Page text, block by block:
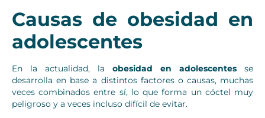
Causas de obesidad en
adolescentes
En la actualidad, la obesidad en adolescentes se
desarrolla en base a distintos factores o causas, muchas
veces combinados entre sí, lo que forma un cóctel muy
peligroso y a veces incluso difícil de evitar.